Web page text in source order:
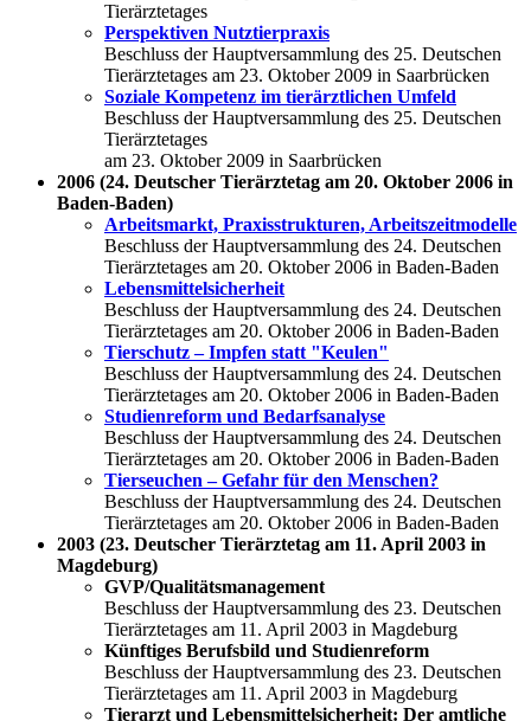
Tierärztetages
Perspektiven Nutztierpraxis
Beschluss der Hauptversammlung des 25. Deutschen
Tierärztetages am 23. Oktober 2009 in Saarbrücken
Soziale Kompetenz im tierärztlichen Umfeld
Beschluss der Hauptversammlung des 25. Deutschen
Tierärztetages
am 23. Oktober 2009 in Saarbrücken
2006 (24. Deutscher Tierärztetag am 20. Oktober 2006 in
Baden-Baden)
Arbeitsmarkt, Praxisstrukturen, Arbeitszeitmodelle
Beschluss der Hauptversammlung des 24. Deutschen
Tierärztetages am 20. Oktober 2006 in Baden-Baden
Lebensmittelsicherheit
Beschluss der Hauptversammlung des 24. Deutschen
Tierärztetages am 20. Oktober 2006 in Baden-Baden
Tierschutz – Impfen statt "Keulen"
Beschluss der Hauptversammlung des 24. Deutschen
Tierärztetages am 20. Oktober 2006 in Baden-Baden
Studienreform und Bedarfsanalyse
Beschluss der Hauptversammlung des 24. Deutschen
Tierärztetages am 20. Oktober 2006 in Baden-Baden
Tierseuchen – Gefahr für den Menschen?
Beschluss der Hauptversammlung des 24. Deutschen
Tierärztetages am 20. Oktober 2006 in Baden-Baden
2003 (23. Deutscher Tierärztetag am 11. April 2003 in
Magdeburg)
GVP/Qualitätsmanagement
Beschluss der Hauptversammlung des 23. Deutschen
Tierärztetages am 11. April 2003 in Magdeburg
Künftiges Berufsbild und Studienreform
Beschluss der Hauptversammlung des 23. Deutschen
Tierärztetages am 11. April 2003 in Magdeburg
Tierarzt und Lebensmittelsicherheit: Der amtliche